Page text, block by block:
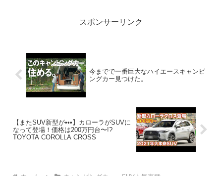
スポンサーリンク
今までで一番巨大なハイエースキャンピ
ングカー見つけた。
【またSUV新型が•••】カローラがSUVに
なって登場！価格は200万円台〜!?
TOYOTA COROLLA CROSS